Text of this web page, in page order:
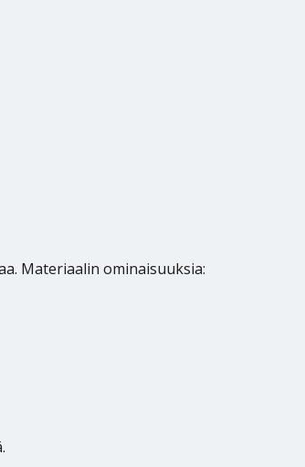
Materiaalin ominaisuuksia: